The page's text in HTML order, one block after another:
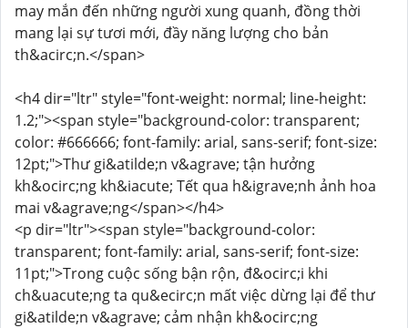
may mắn đến những người xung quanh, đồng thời
mang lại sự tươi mới, đầy năng lượng cho bản
th&acirc;n.</span>
<h4 dir="ltr" style="font-weight: normal; line-height:
1.2;"><span style="background-color: transparent;
color: #666666; font-family: arial, sans-serif; font-size:
12pt;">Thư gi&atilde;n v&agrave; tận hưởng
kh&ocirc;ng kh&iacute; Tết qua h&igrave;nh ảnh hoa
mai v&agrave;ng</span></h4>
<p dir="ltr"><span style="background-color:
transparent; font-family: arial, sans-serif; font-size:
11pt;">Trong cuộc sống bận rộn, đ&ocirc;i khi
ch&uacute;ng ta qu&ecirc;n mất việc dừng lại để thư
gi&atilde;n v&agrave; cảm nhận kh&ocirc;ng